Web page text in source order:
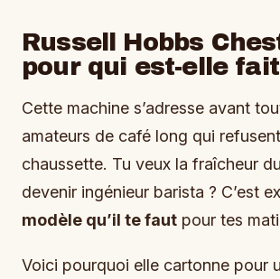
Russell Hobbs
pour qui est-elle
Cette machine s’adresse avant
amateurs de café long qui
chaussette. Tu veux la fraîcheur
devenir ingénieur barista ? C’est
modèle qu’il te faut pour tes
Voici pourquoi elle cartonne pour